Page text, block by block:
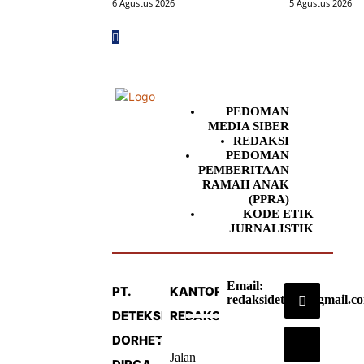
6 Agustus 2026 5 Agustus 2026
PEDOMAN
MEDIA SIBER
REDAKSI
PEDOMAN
PEMBERITAAN
RAMAH ANAK
(PPRA)
KODE ETIK
JURNALISTIK
PT.
DETEKSI
DORHETA
KANTOR
REDAKSI
Jalan
Email: